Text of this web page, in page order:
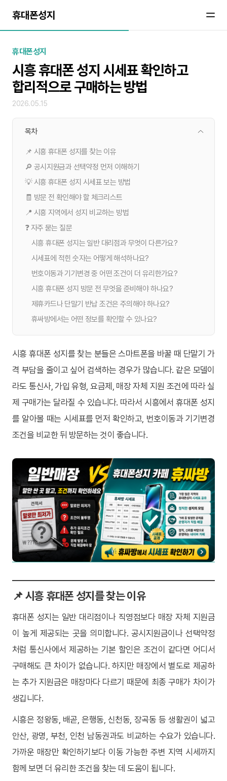
휴대폰성지
휴대폰성지
시흥 휴대폰 성지 시세표 확인하고
합리적으로 구매하는 방법
2026.05.15
목차
📌 시흥 휴대폰 성지를 찾는 이유
🔎 공시지원금과 선택약정 먼저 이해하기
💡 시흥 휴대폰 성지 시세표 보는 방법
🧾 방문 전 확인해야 할 체크리스트
📍 시흥 지역에서 성지 비교하는 방법
❓ 자주 묻는 질문
시흥 휴대폰 성지는 일반 대리점과 무엇이 다른가요?
시세표에 적힌 숫자는 어떻게 해석하나요?
번호이동과 기기변경 중 어떤 조건이 더 유리한가요?
시흥 휴대폰 성지 방문 전 무엇을 준비해야 하나요?
제휴카드나 단말기 반납 조건은 주의해야 하나요?
휴싸방에서는 어떤 정보를 확인할 수 있나요?
시흥 휴대폰 성지를 찾는 분들은 스마트폰을 바꿀 때 단말기 가
격 부담을 줄이고 싶어 검색하는 경우가 많습니다. 같은 모델이
라도 통신사, 가입 유형, 요금제, 매장 자체 지원 조건에 따라 실
제 구매가는 달라질 수 있습니다. 따라서 시흥에서 휴대폰 성지
를 알아볼 때는 시세표를 먼저 확인하고, 번호이동과 기기변경
조건을 비교한 뒤 방문하는 것이 좋습니다.
📌 시흥 휴대폰 성지를 찾는 이유
휴대폰 성지는 일반 대리점이나 직영점보다 매장 자체 지원금
이 높게 제공되는 곳을 의미합니다. 공시지원금이나 선택약정
처럼 통신사에서 제공하는 기본 할인은 조건이 같다면 어디서
구매해도 큰 차이가 없습니다. 하지만 매장에서 별도로 제공하
는 추가 지원금은 매장마다 다르기 때문에 최종 구매가 차이가
생깁니다.
시흥은 정왕동, 배곧, 은행동, 신천동, 장곡동 등 생활권이 넓고
안산, 광명, 부천, 인천 남동권과도 비교하는 수요가 있습니다.
가까운 매장만 확인하기보다 이동 가능한 주변 지역 시세까지
함께 보면 더 유리한 조건을 찾는 데 도움이 됩니다.